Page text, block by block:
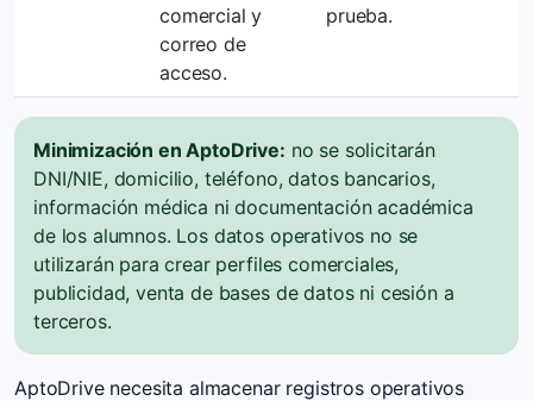
comercial y
correo de
acceso.
prueba.
Minimización en AptoDrive: no se solicitarán
DNI/NIE, domicilio, teléfono, datos bancarios,
información médica ni documentación académica
de los alumnos. Los datos operativos no se
utilizarán para crear perfiles comerciales,
publicidad, venta de bases de datos ni cesión a
terceros.
AptoDrive necesita almacenar registros operativos